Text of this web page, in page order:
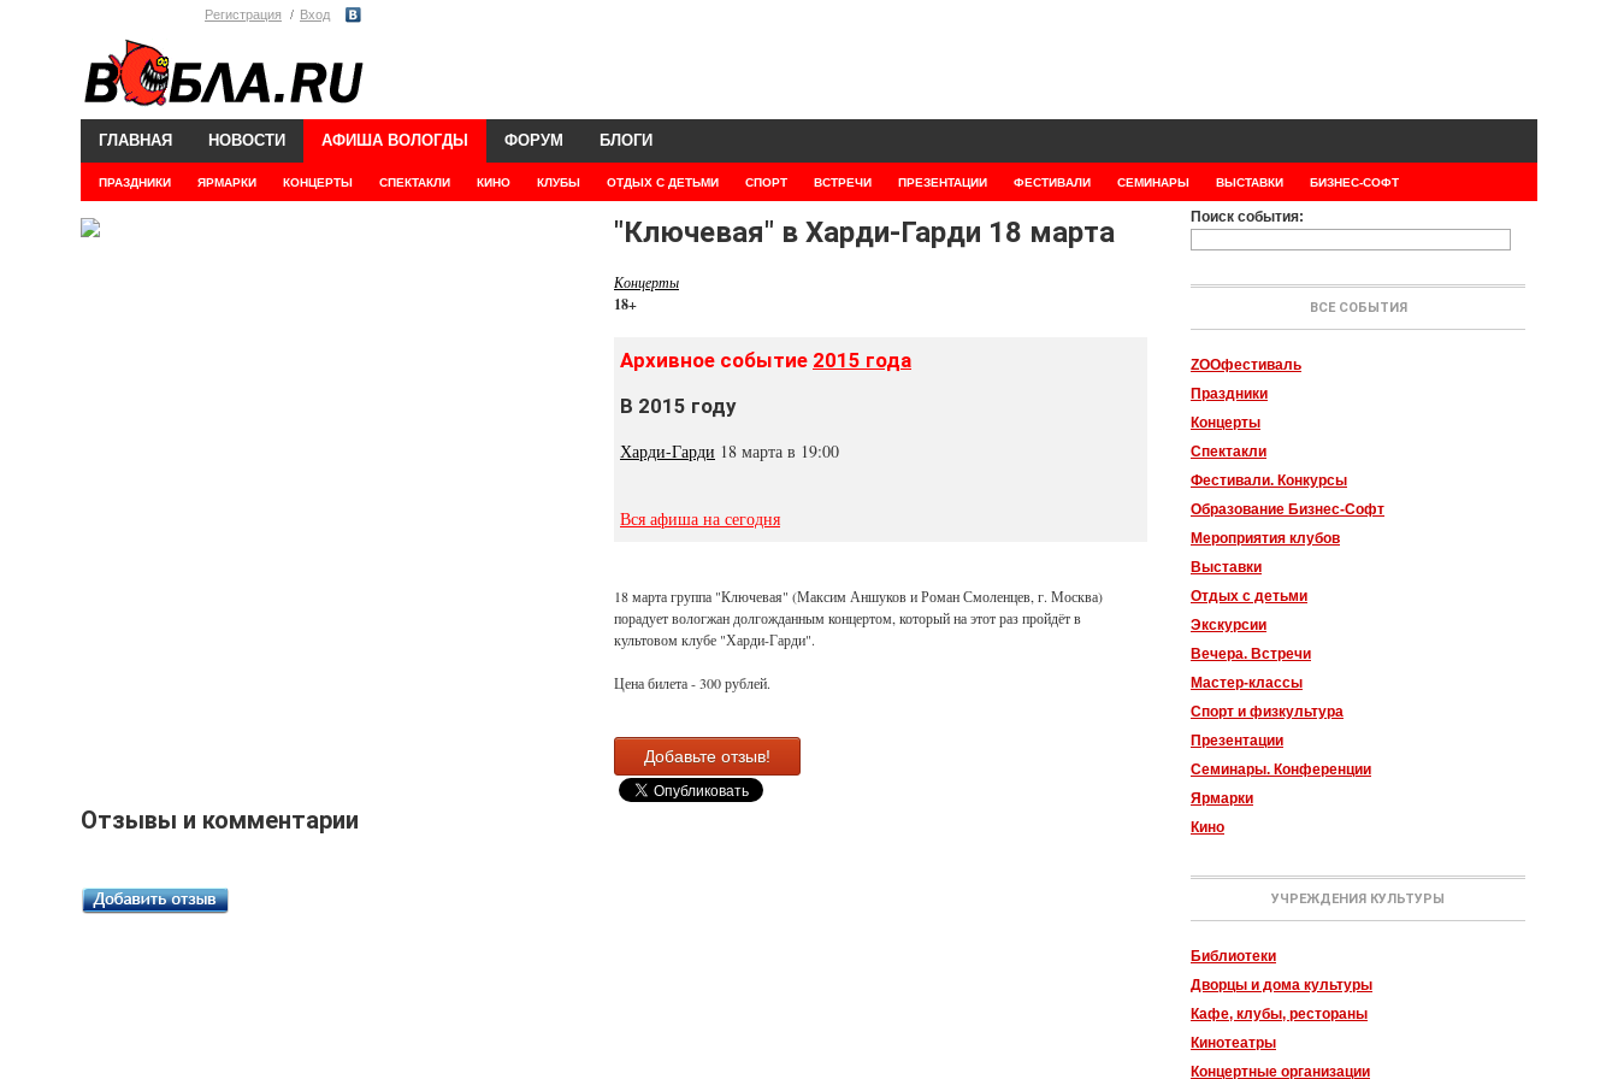
Регистрация Вход
ГЛАВНАЯ НОВОСТИ АФИША ВОЛОГДЫ
ПРАЗДНИКИ ЯРМАРКИ КОНЦЕРТЫ СПЕКТАКЛИ КИНО КЛУБЫ ОТДЫХ С ДЕТЬМИ СПОРТ ВСТРЕЧИ ПРЕЗЕНТАЦИИ ФЕСТИВАЛИ СЕМИНАРЫ ВЫСТАВКИ БИЗНЕС-СОФТ
ФОРУМ БЛОГИ
"Ключевая" в Харди-Гарди 18 марта
Концерты
18+
Архивное событие 2015 года
В 2015 году
Харди-Гарди 18 марта в 19:00
Вся афиша на сегодня
18 марта группа "Ключевая" (Максим Аншуков и Роман Смоленцев, г. Москва)
порадует вологжан долгожданным концертом, который на этот раз пройдёт в
культовом клубе "Харди-Гарди".
Цена билета - 300 рублей.
Добавьте отзыв!
Отзывы и комментарии
Поиск события:
ВСЕ СОБЫТИЯ
ZOOфестиваль
Праздники
Концерты
Спектакли
Фестивали. Конкурсы
Образование Бизнес-Софт
Мероприятия клубов
Выставки
Отдых с детьми
Экскурсии
Вечера. Встречи
Мастер-классы
Спорт и физкультура
Презентации
Семинары. Конференции
Ярмарки
Кино
УЧРЕЖДЕНИЯ КУЛЬТУРЫ
Библиотеки
Дворцы и дома культуры
Кафе, клубы, рестораны
Кинотеатры
Концертные организации